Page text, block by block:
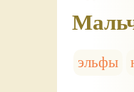
эльфы